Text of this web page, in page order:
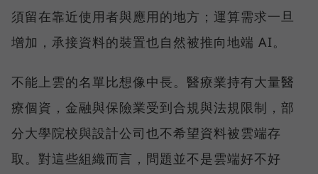
須留在靠近使用者與應用的地方；運算需求一旦
增加，承接資料的裝置也自然被推向地端 AI。
不能上雲的名單比想像中長。醫療業持有大量醫
療個資，金融與保險業受到合規與法規限制，部
分大學院校與設計公司也不希望資料被雲端存
取。對這些組織而言，問題並不是雲端好不好